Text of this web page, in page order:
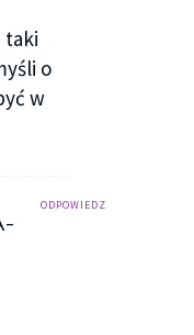
taki
o
w
ODPOWIEDZ